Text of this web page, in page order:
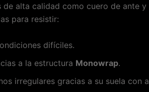
de alta calidad como cuero de ante y
para resistir:
difíciles.
a la estructura Monowrap.
irregulares gracias a su suela con